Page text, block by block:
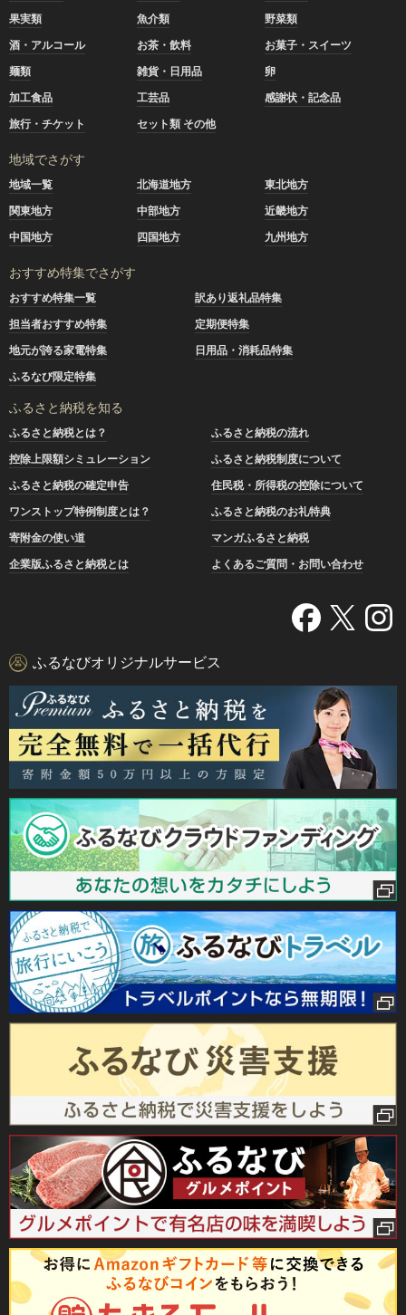
果実類
魚介類
野菜類
酒・アルコール
お茶・飲料
お菓子・スイーツ
麺類
雑貨・日用品
卵
加工食品
工芸品
感謝状・記念品
旅行・チケット
セット類 その他
地域でさがす
地域一覧 北海道地方
東北地方
関東地方
中部地方
近畿地方
中国地方
四国地方 九州地方
おすすめ特集でさがす
おすすめ特集一覧
訳あり返礼品特集
担当者おすすめ特集
定期便特集
地元が誇る家電特集
日用品・消耗品特集
ふるなび限定特集
ふるさと納税を知る
ふるさと納税とは？
ふるさと納税の流れ
控除上限額シミュレーション
ふるさと納税制度について
ふるさと納税の確定申告
住民税・所得税の控除について
ワンストップ特例制度とは？
ふるさと納税のお礼特典
寄附金の使い道
マンガふるさと納税
企業版ふるさと納税とは
よくあるご質問・お問い合わせ
ふるなびオリジナルサービス